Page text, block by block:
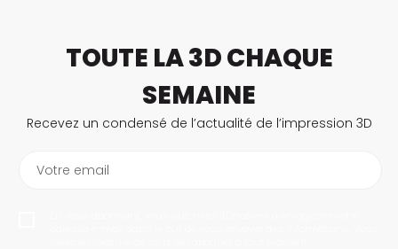
TOUTE LA 3D CHAQUE
SEMAINE
Recevez un condensé de l’actualité de l’impression 3D
Votre email